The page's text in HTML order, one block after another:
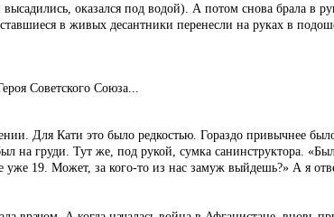
оказался под водой). А потом снова брала в
в живых десантники перенесли на руках в
Советского Союза...
Для Кати это было редкостью. Гораздо привычнее
на груди. Тут же, под рукой, сумка санинструктора.
19. Может, за кого-то из нас замуж выйдешь?» А я